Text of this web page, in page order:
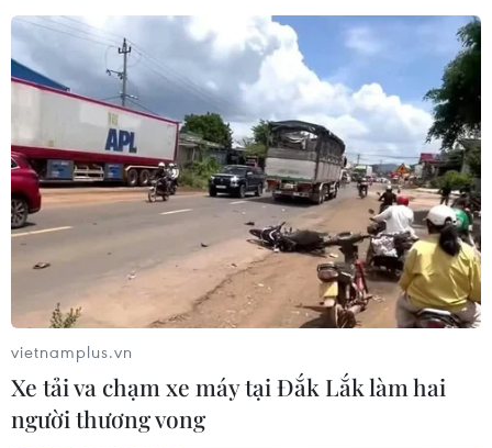
03/08/2026 16:12
Iran tuyên bố chưa đạt đủ điều kiện
để mở lại eo biển Hormuz
03/08/2026 15:59
Làn sóng người Israel di cư ra nước
ngoài vẫn ở mức kỷ lục
Tín hiệu tích cực đối với tiến trình
vietnamplus.vn
Xe tải va chạm xe máy tại Đắk Lắk làm hai
người thương vong